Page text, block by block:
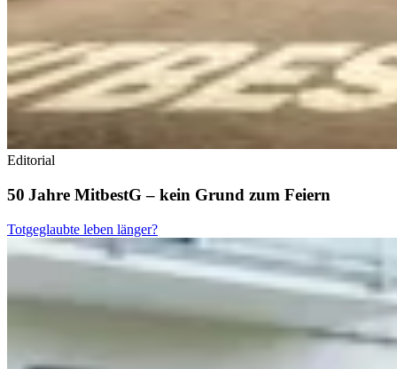
Editorial
50 Jahre MitbestG – kein Grund zum Feiern
Totgeglaubte leben länger?